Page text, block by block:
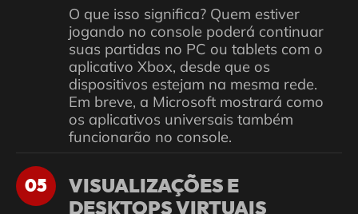
O que isso significa? Quem estiver
jogando no console poderá continuar
suas partidas no PC ou tablets com o
aplicativo Xbox, desde que os
dispositivos estejam na mesma rede.
Em breve, a Microsoft mostrará como
os aplicativos universais também
funcionarão no console.
05
VISUALIZAÇÕES E
DESKTOPS VIRTUAIS